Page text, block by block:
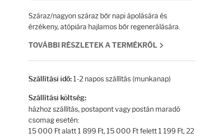
Száraz/nagyon száraz bőr napi ápolására és
érzékeny, atópiára hajlamos bőr regenerálására.
TOVÁBBI RÉSZLETEK A TERMÉKRŐL
Szállítási idő:1-2 napos szállítás (munkanap)
Szállítási költség:
házhoz szállítás, postapont vagy postán maradó
csomag esetén:
15 000 Ft alatt 1 899 Ft, 15 000 Ft felett 1 199 Ft, 22
Torokpasztillák
Fényvédelem